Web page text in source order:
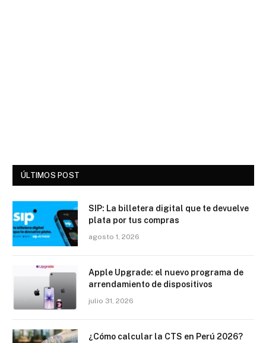
ÚLTIMOS POST
SIP: La billetera digital que te devuelve
plata por tus compras
agosto 1, 2026
Apple Upgrade: el nuevo programa de
arrendamiento de dispositivos
julio 31, 2026
¿Cómo calcular la CTS en Perú 2026?